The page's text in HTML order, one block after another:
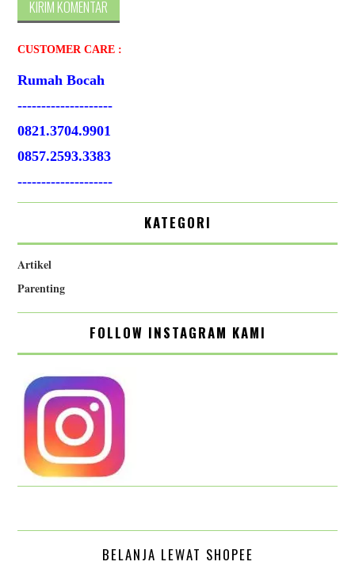
CUSTOMER CARE :
Rumah Bocah
--------------------
0821.3704.9901
0857.2593.3383
--------------------
KATEGORI
Artikel
Parenting
FOLLOW INSTAGRAM KAMI
BELANJA LEWAT SHOPEE